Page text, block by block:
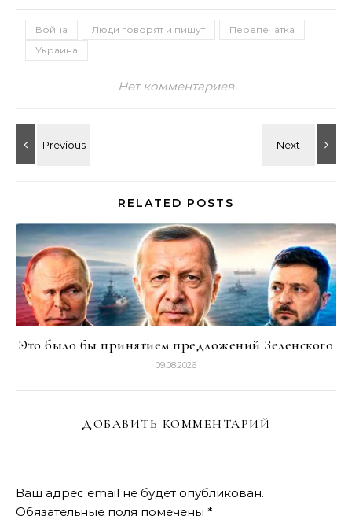
Война Люди говорят и пишут
Перепечатка
Украина
Нет комментариев
RELATED POSTS
Это было бы принятием предложений Зеленского
09.08.2026
ДОБАВИТЬ КОММЕНТАРИЙ
Ваш адрес email не будет опубликован.
Обязательные поля помечены *